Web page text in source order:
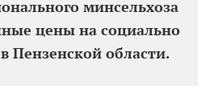
минсельхоза
цены на социально
Пензенской области.